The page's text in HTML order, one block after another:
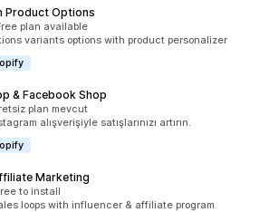
Product Options
plan available
variants options with product personalizer
& Facebook Shop
plan mevcut
alışverişiyle satışlarınızı artırın.
Marketing
to install
loops with influencer & affiliate program